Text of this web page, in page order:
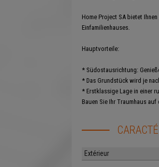
Home Project SA bietet
Einfamilienhauses.
Hauptvorteile:
* Südostausrichtung:
* Das Grundstück wird je
* Erstklassige Lage in einer
Bauen Sie Ihr Traumhaus
Extérieur